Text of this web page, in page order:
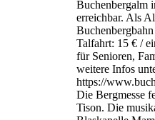
Buchenbergalm
erreichbar. Als
Talfahrt: 15 € /
für Senioren,
weitere Infos
https://
Die Bergmesse
Tison. Die